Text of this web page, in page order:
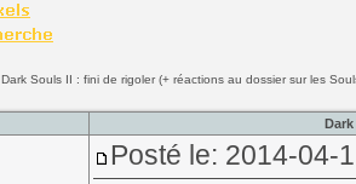
Dark Souls II : fini de rigoler (+ réactions au dossier sur les
Posté le: 2014-04-